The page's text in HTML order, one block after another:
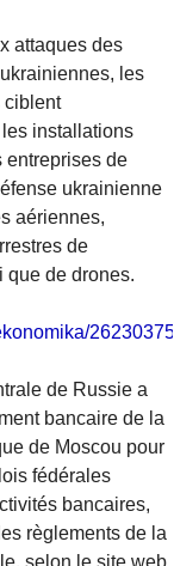
attaques des
les
ciblent
installations
entreprises de
ukrainienne
aériennes,
de
que de drones.
26230375
de Russie a
bancaire de la
de Moscou pour
fédérales
bancaires,
règlements de la